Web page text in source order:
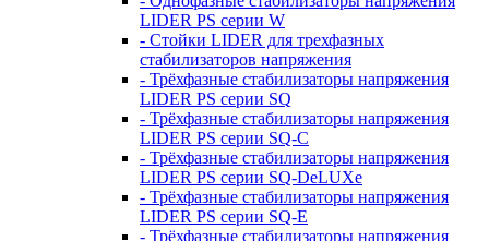
LIDER PS серии W
- Стойки LIDER для трехфазных
стабилизаторов напряжения
- Трёхфазные стабилизаторы напряжения
LIDER PS серии SQ
- Трёхфазные стабилизаторы напряжения
LIDER PS серии SQ-C
- Трёхфазные стабилизаторы напряжения
LIDER PS серии SQ-DeLUXe
- Трёхфазные стабилизаторы напряжения
LIDER PS серии SQ-E
- Трёхфазные стабилизаторы напряжения